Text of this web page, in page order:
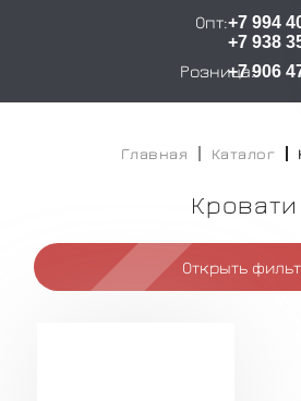
Опт:+7 994
+7 938
Розница:+7 906
Расчет стоимости
Главная Каталог
Кровати
Открыть